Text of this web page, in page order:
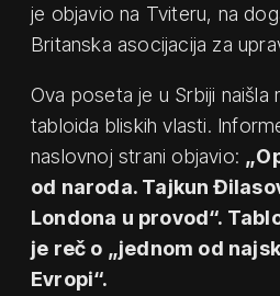
je objavio na Tviteru, na
Britanska asocijacija za
Ova poseta je u Srbiji naišla
tabloida bliskih vlasti.
naslovnoj strani objavio:
od naroda. Tajkun
Londona u provod“.
je reč o „jednom od
Evropi“.